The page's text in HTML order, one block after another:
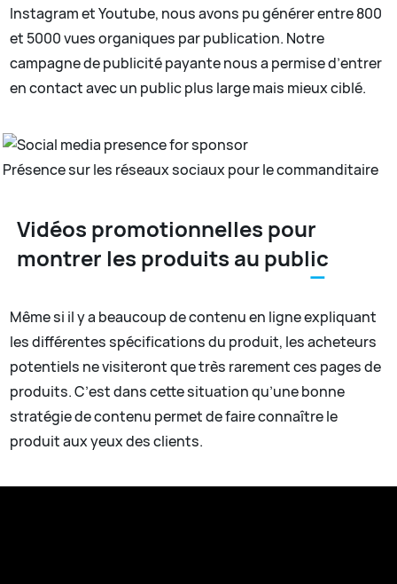
Instagram et Youtube, nous avons pu générer entre 800
et 5000 vues organiques par publication. Notre
campagne de publicité payante nous a permise d’entrer
en contact avec un public plus large mais mieux ciblé.
Présence sur les réseaux sociaux pour le commanditaire
Vidéos promotionnelles pour
montrer les produits au public
Même si il y a beaucoup de contenu en ligne expliquant
les différentes spécifications du produit, les acheteurs
potentiels ne visiteront que très rarement ces pages de
produits. C’est dans cette situation qu’une bonne
stratégie de contenu permet de faire connaître le
produit aux yeux des clients.